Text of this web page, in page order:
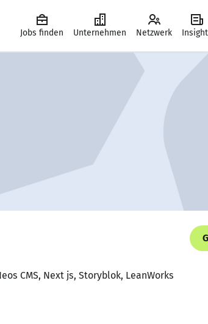
Jobs finden Unternehmen Netzwerk
CMS, Next js, Storyblok, LeanWorks